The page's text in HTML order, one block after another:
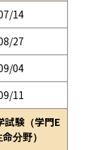
14
27
04
11
試験（学門E
分野）